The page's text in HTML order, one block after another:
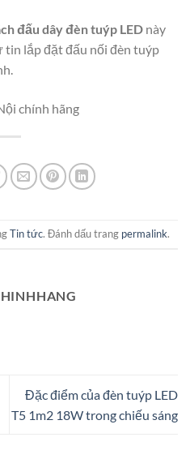
đấu dây đèn tuýp LED này
tin lắp đặt đấu nối đèn tuýp
Tin tức. Đánh dấu trang permalink.
Đặc điểm của đèn tuýp LED
T5 1m2 18W trong chiếu sáng